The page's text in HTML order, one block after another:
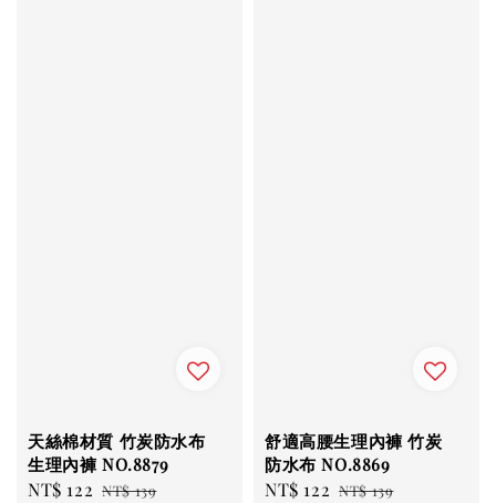
天絲棉材質 竹炭防水布
生理內褲 NO.8879
Sale
NT$ 122 Regular
NT$ 139
舒適高腰生理內褲 竹炭
防水布 NO.8869
Sale
NT$ 122 Regular
NT$ 139